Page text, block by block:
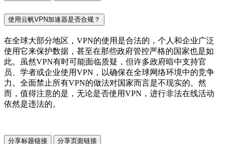
使用云帆VPN加速器是否合规？
在全球大部分地区，VPN的使用是合法的，个人和企业广泛
使用它来保护数据，甚至在那些政府管控严格的国家也是如
此。虽然VPN有时可能面临质疑，但许多政府暗中支持官
员、学者或企业使用VPN，以确保在全球网络环境中的竞争
力。全面禁止所有VPN的做法对国家而言是不现实的。然
而，值得注意的是，无论是否使用VPN，进行非法在线活动
依然是违法的。
分享标题链接 分享页面链接